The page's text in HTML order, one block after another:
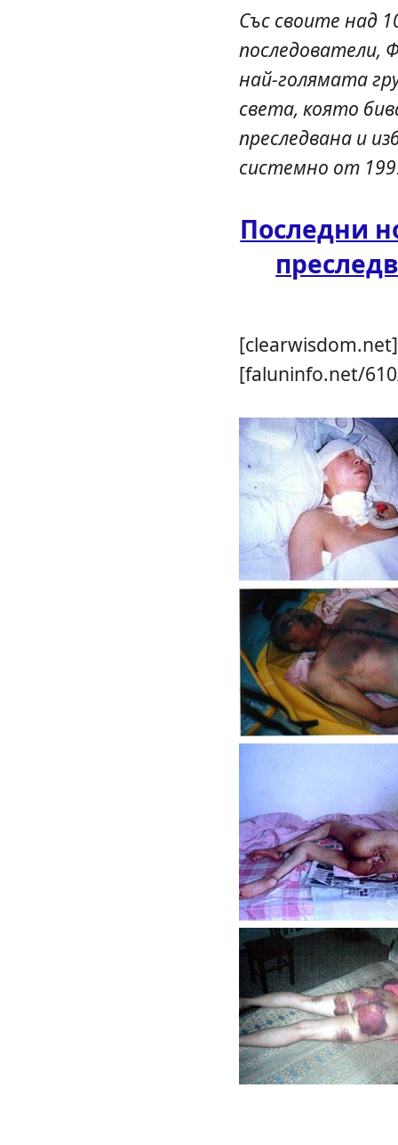
Със своите над
последователи,
най-голямата
света, която
преследвана и
системно от
Последни
[clearwisdom.net]
[faluninfo.net/